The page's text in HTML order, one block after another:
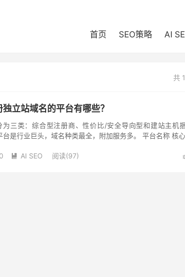
首页 SEO策略 AI
共
立站域名的平台有哪些？
三类：综合型注册商、性价比/安全导向型和建站主机捆
是行业巨头，域名种类最全，附加服务多。 平台名称 核
 AI SEO 阅读(97)